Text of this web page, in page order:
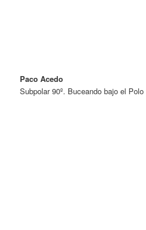
Paco Acedo
Subpolar 90º. Buceando bajo el